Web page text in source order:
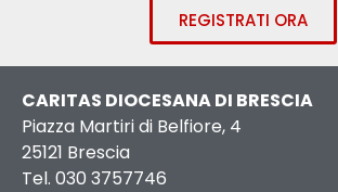
REGISTRATI ORA
CARITAS DIOCESANA DI BRESCIA
Piazza Martiri di Belfiore, 4
25121 Brescia
Tel. 030 3757746